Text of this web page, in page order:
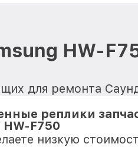
HW-
для ремонта
реплики
HW-F750
низкую